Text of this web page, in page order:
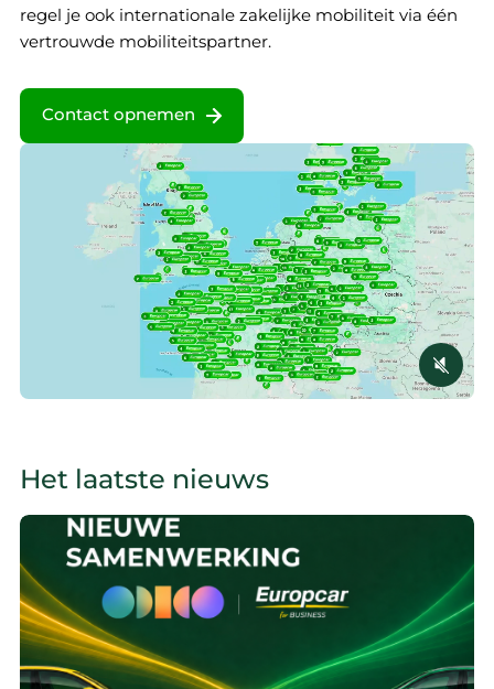
regel je ook internationale zakelijke mobiliteit via één
vertrouwde mobiliteitspartner.
Contact opnemen
Het laatste nieuws